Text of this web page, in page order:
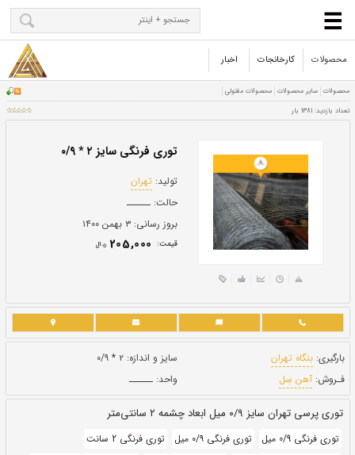
محصولات کارخانجات اخبار
توری فرنگی سایز ۲ * ۰/۹
حالت:ــــــ
بروز رسانی:
قيمت: 205,000 ريال